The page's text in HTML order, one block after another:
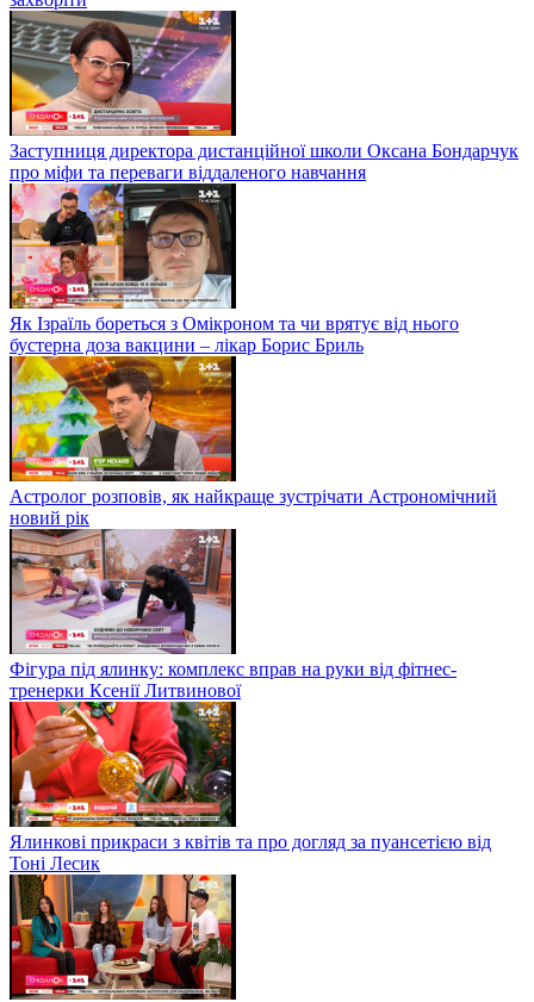
Заступниця директора дистанційної школи Оксана Бондарчук
про міфи та переваги віддаленого навчання
Як Ізраїль бореться з Омікроном та чи врятує від нього
бустерна доза вакцини – лікар Борис Бриль
Астролог розповів, як найкраще зустрічати Астрономічний
новий рік
Фігура під ялинку: комплекс вправ на руки від фітнес-
тренерки Ксенії Литвинової
Ялинкові прикраси з квітів та про догляд за пуансетією від
Тоні Лесик